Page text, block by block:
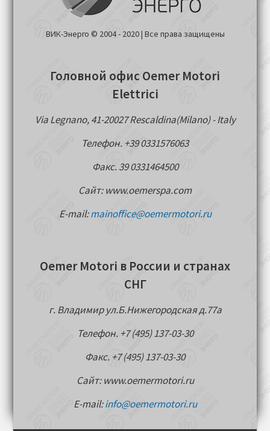
ВИК-Энерго © 2004 - 2020 | Все права защищены
Головной офис Oemer Motori
Elettrici
Via Legnano, 41-20027 Rescaldina(Milano) - Italy
Телефон. +39 0331576063
Факс. 39 0331464500
Сайт: www.oemerspa.com
E-mail:mainoffice@oemermotori.ru
Oemer Motori в России и странах
СНГ
г. Владимир ул.Б.Нижегородская д.77a
Телефон. +7 (495) 137-03-30
Факс. +7 (495) 137-03-30
Сайт: www.oemermotori.ru
E-mail:info@oemermotori.ru